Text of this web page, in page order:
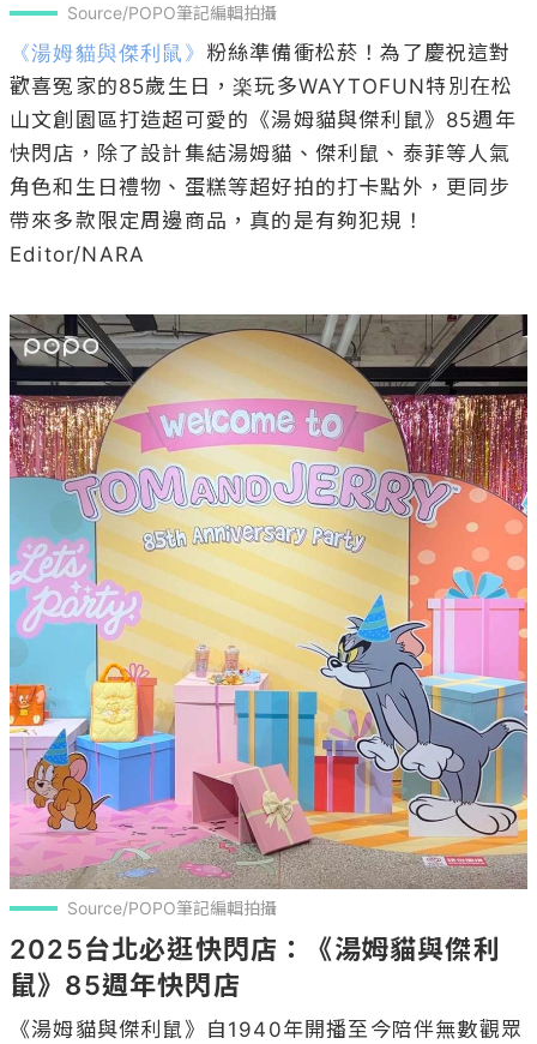
Source/POPO筆記編輯拍攝
《湯姆貓與傑利鼠》 粉絲準備衝松菸！為了慶祝這對
歡喜冤家的85歲生日，楽玩多WAYTOFUN特別在松
山文創園區打造超可愛的《湯姆貓與傑利鼠》85週年
快閃店，除了設計集結湯姆貓、傑利鼠、泰菲等人氣
角色和生日禮物、蛋糕等超好拍的打卡點外，更同步
帶來多款限定周邊商品，真的是有夠犯規！
Editor/NARA
Source/POPO筆記編輯拍攝
2025台北必逛快閃店：《湯姆貓與傑利
鼠》85週年快閃店
《湯姆貓與傑利鼠》自1940年開播至今陪伴無數觀眾